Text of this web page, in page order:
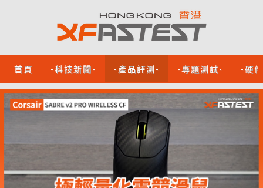
首頁 -科技新聞- -產品評測- -專題測試- -硬